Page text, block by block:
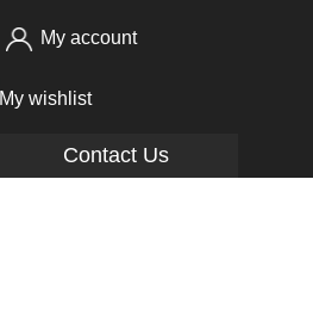
My account
My wishlist
Contact Us